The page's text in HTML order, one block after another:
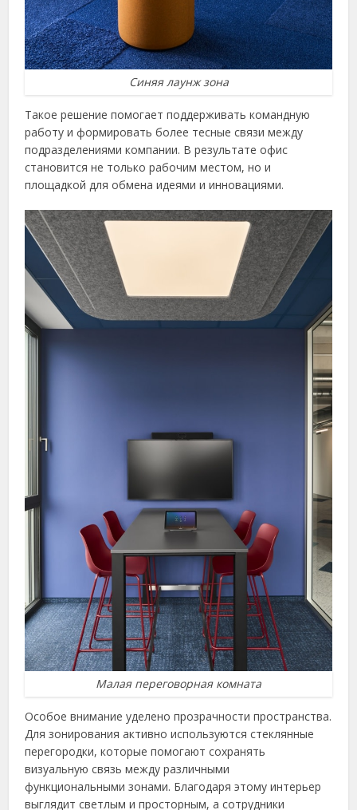
Синяя лаунж зона
Такое решение помогает поддерживать командную
работу и формировать более тесные связи между
подразделениями компании. В результате офис
становится не только рабочим местом, но и
площадкой для обмена идеями и инновациями.
Малая переговорная комната
Особое внимание уделено прозрачности пространства.
Для зонирования активно используются стеклянные
перегородки, которые помогают сохранять
визуальную связь между различными
функциональными зонами. Благодаря этому интерьер
выглядит светлым и просторным, а сотрудники